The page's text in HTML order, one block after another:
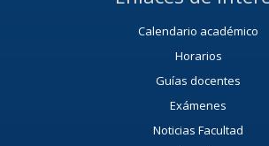
Calendario académico
Horarios
Guías docentes
Exámenes
Noticias Facultad